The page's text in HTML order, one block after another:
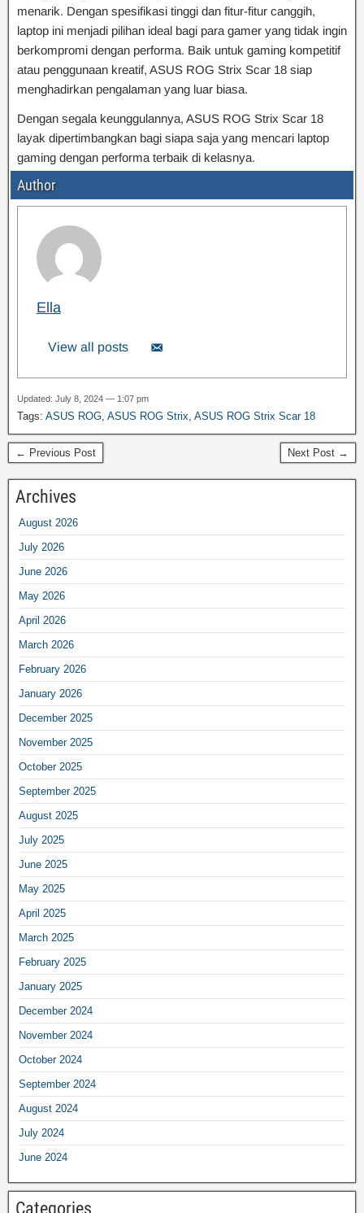
menarik. Dengan spesifikasi tinggi dan fitur-fitur canggih,
laptop ini menjadi pilihan ideal bagi para gamer yang tidak ingin
berkompromi dengan performa. Baik untuk gaming kompetitif
atau penggunaan kreatif, ASUS ROG Strix Scar 18 siap
menghadirkan pengalaman yang luar biasa.
Dengan segala keunggulannya, ASUS ROG Strix Scar 18
layak dipertimbangkan bagi siapa saja yang mencari laptop
gaming dengan performa terbaik di kelasnya.
Author
Ella
View all posts
Updated: July 8, 2024 — 1:07 pm
Tags: ASUS ROG, ASUS ROG Strix, ASUS ROG Strix Scar 18
← Previous Post Next Post →
Archives
August 2026
July 2026
June 2026
May 2026
April 2026
March 2026
February 2026
January 2026
December 2025
November 2025
October 2025
September 2025
August 2025
July 2025
June 2025
May 2025
April 2025
March 2025
February 2025
January 2025
December 2024
November 2024
October 2024
September 2024
August 2024
July 2024
June 2024
Categories